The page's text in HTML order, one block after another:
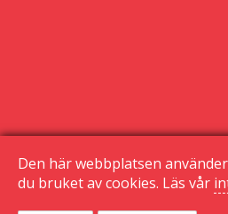
Den här webbplatsen
du bruket av cookies. Läs vår